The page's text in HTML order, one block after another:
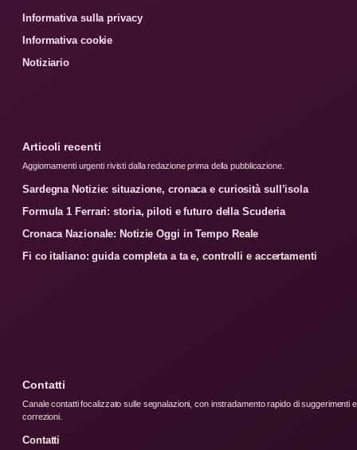
Informativa sulla privacy
Informativa cookie
Notiziario
Articoli recenti
Aggiornamenti urgenti rivisti dalla redazione prima della pubblicazione.
Sardegna Notizie: situazione, cronaca e curiosità sull’isola
Formula 1 Ferrari: storia, piloti e futuro della Scuderia
Cronaca Nazionale: Notizie Oggi in Tempo Reale
Fi co italiano: guida completa a ta e, controlli e accertamenti
Contatti
Canale contatti focalizzato sulle segnalazioni, con instradamento rapido di suggerimenti e
correzioni.
Contatti